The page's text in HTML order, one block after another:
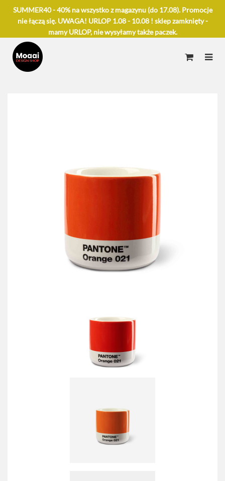
SUMMER40 - 40% na wszystko z magazynu (do 17.08). Promocje
nie łączą się. UWAGA! URLOP 1.08 - 10.08 ! sklep zamknięty -
mamy URLOP, nie wysyłamy także paczek.